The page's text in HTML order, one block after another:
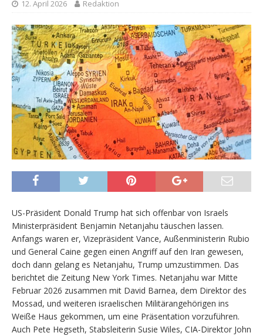
12. April 2026 Redaktion
US-Präsident Donald Trump hat sich offenbar von Israels
Ministerpräsident Benjamin Netanjahu täuschen lassen.
Anfangs waren er, Vizepräsident Vance, Außenministerin Rubio
und General Caine gegen einen Angriff auf den Iran gewesen,
doch dann gelang es Netanjahu, Trump umzustimmen. Das
berichtet die Zeitung New York Times. Netanjahu war Mitte
Februar 2026 zusammen mit David Barnea, dem Direktor des
Mossad, und weiteren israelischen Militärangehörigen ins
Weiße Haus gekommen, um eine Präsentation vorzuführen.
Auch Pete Hegseth, Stabsleiterin Susie Wiles, CIA-Direktor John